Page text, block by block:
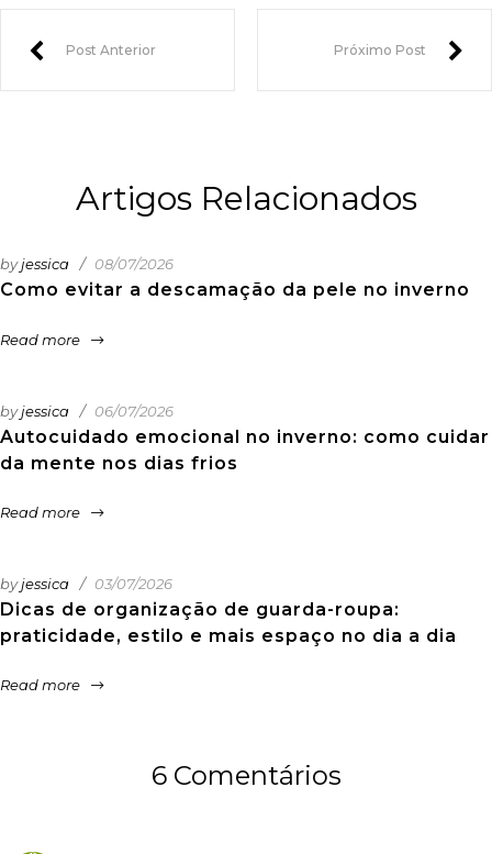
Post Anterior Próximo Post
Artigos Relacionados
Como evitar a descamação da pele no inverno
byjessica 08/07/2026
Read more
Autocuidado emocional no inverno: como cuidar
da mente nos dias frios
byjessica 06/07/2026
Read more
Dicas de organização de guarda-roupa:
praticidade, estilo e mais espaço no dia a dia
byjessica 03/07/2026
Read more
6 Comentários